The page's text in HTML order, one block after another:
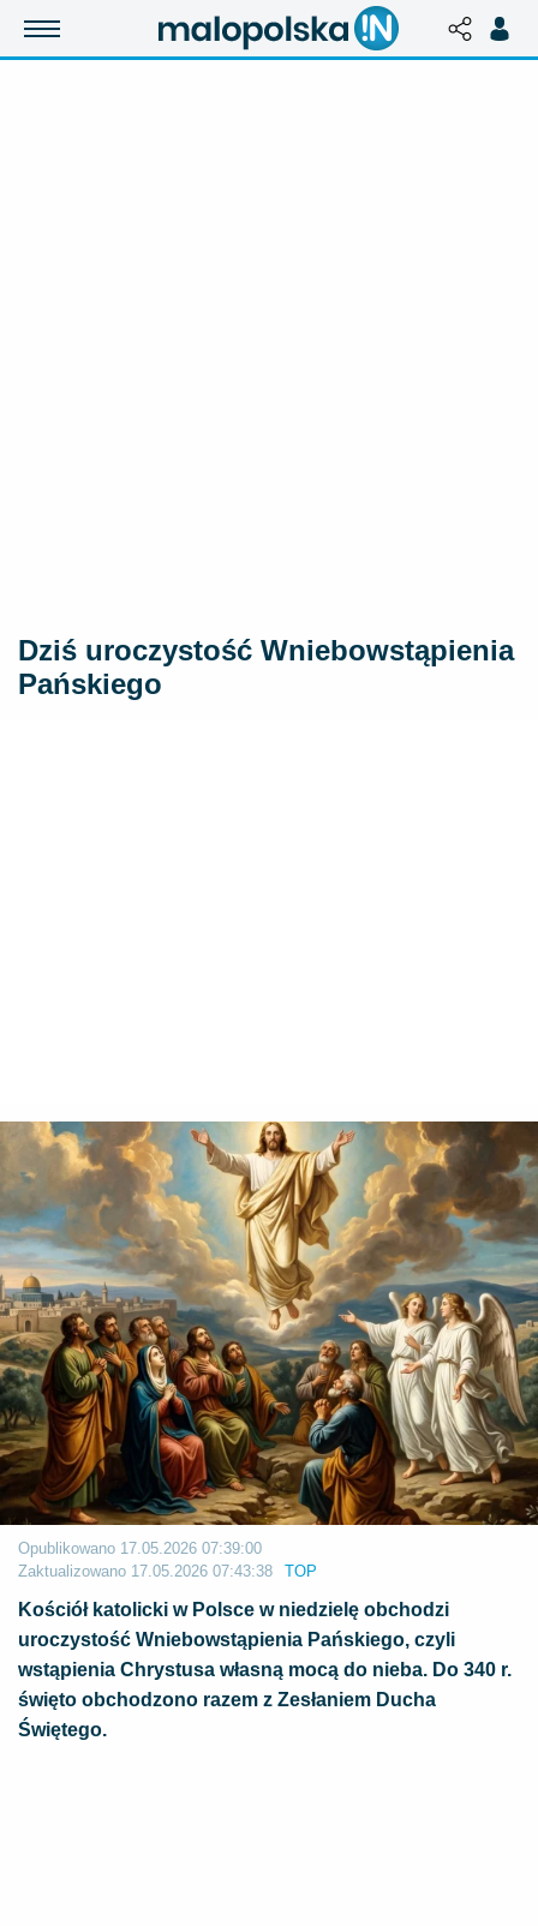
​Dziś uroczystość Wniebowstąpienia
Pańskiego
Opublikowano 17.05.2026 07:39:00
Zaktualizowano 17.05.2026 07:43:38 TOP
Kościół katolicki w Polsce w niedzielę obchodzi
uroczystość Wniebowstąpienia Pańskiego, czyli
wstąpienia Chrystusa własną mocą do nieba. Do 340 r.
święto obchodzono razem z Zesłaniem Ducha
Świętego.